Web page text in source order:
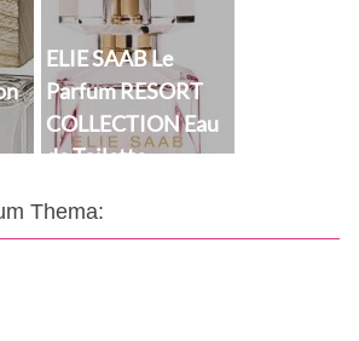
ELIE SAAB Le
Parfum RESORT
COLLECTION Eau
de Toilette
Thema: